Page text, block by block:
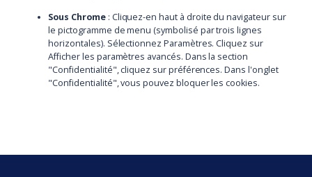
Sous Chrome: Cliquez-en haut à droite du navigateur sur
le pictogramme de menu (symbolisé par trois lignes
horizontales). Sélectionnez Paramètres. Cliquez sur
Afficher les paramètres avancés. Dans la section
"Confidentialité", cliquez sur préférences. Dans l'onglet
"Confidentialité", vous pouvez bloquer les cookies.